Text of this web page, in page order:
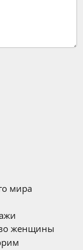
мира
женщины